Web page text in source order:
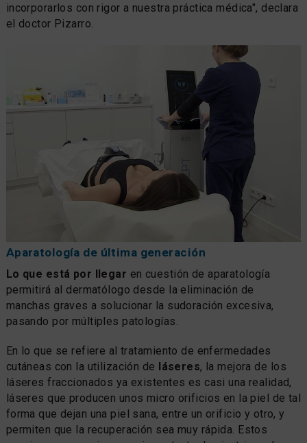
incorporarlos con rigor a nuestra práctica médica", declara
el doctor Pizarro.
Aparatología de última generación
Lo que está por llegar en cuestión de aparatología
permitirá al dermatólogo desde la eliminación de
manchas graves a solucionar la sudoración excesiva,
pasando por múltiples patologías.
En lo que se refiere al tratamiento de enfermedades
cutáneas con la utilización de láseres, la mejora de los
láseres fraccionados ya existentes es casi una realidad,
láseres que producen unos micro orificios en la piel de tal
forma que dejan una piel sana, entre un orificio y otro, y
permiten que la recuperación sea muy rápida. Estos